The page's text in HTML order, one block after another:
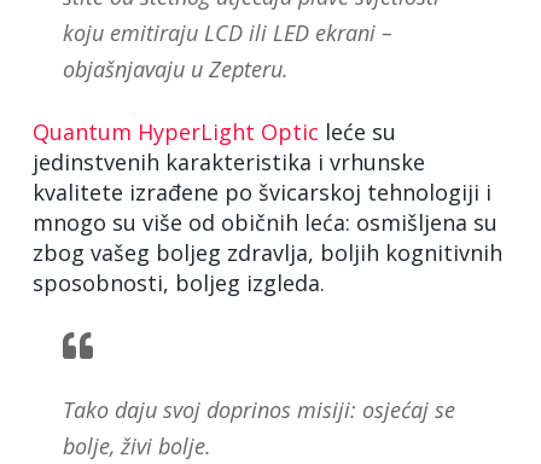
koju emitiraju LCD ili LED ekrani –
objašnjavaju u Zepteru.
Quantum HyperLight Optic leće su
jedinstvenih karakteristika i vrhunske
kvalitete izrađene po švicarskoj tehnologiji i
mnogo su više od običnih leća: osmišljena su
zbog vašeg boljeg zdravlja, boljih kognitivnih
sposobnosti, boljeg izgleda.
Tako daju svoj doprinos misiji: osjećaj se
bolje, živi bolje.